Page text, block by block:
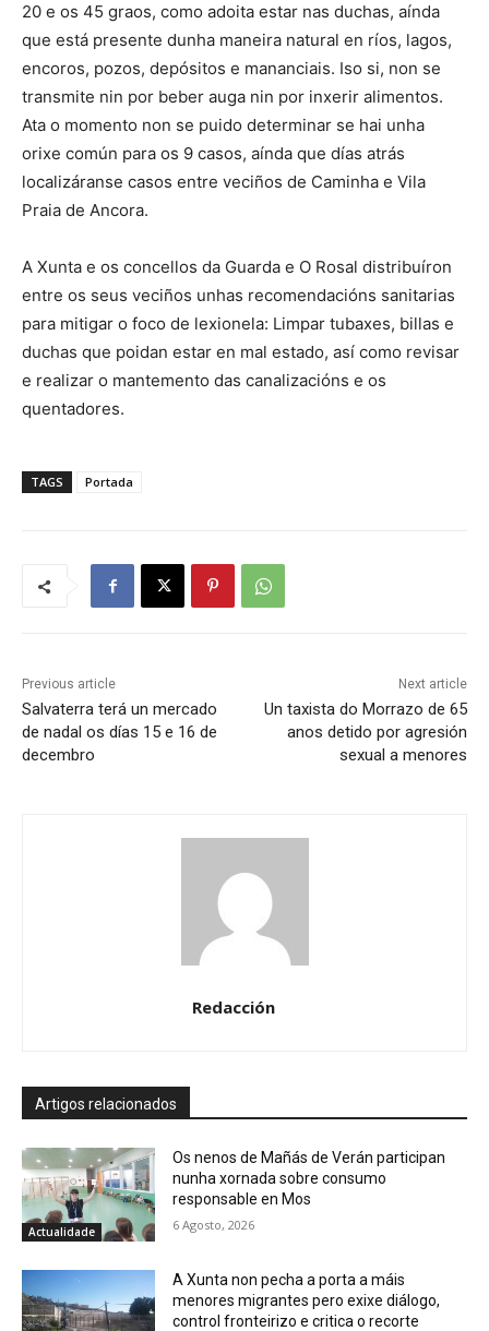
20 e os 45 graos, como adoita estar nas duchas, aínda
que está presente dunha maneira natural en ríos, lagos,
encoros, pozos, depósitos e mananciais. Iso si, non se
transmite nin por beber auga nin por inxerir alimentos.
Ata o momento non se puido determinar se hai unha
orixe común para os 9 casos, aínda que días atrás
localizáranse casos entre veciños de Caminha e Vila
Praia de Ancora.
A Xunta e os concellos da Guarda e O Rosal distribuíron
entre os seus veciños unhas recomendacións sanitarias
para mitigar o foco de lexionela: Limpar tubaxes, billas e
duchas que poidan estar en mal estado, así como revisar
e realizar o mantemento das canalizacións e os
quentadores.
TAGS Portada
Previous article
Salvaterra terá un mercado
de nadal os días 15 e 16 de
decembro
Next article
Un taxista do Morrazo de 65
anos detido por agresión
sexual a menores
Redacción
Artigos relacionados
Actualidade
Os nenos de Mañás de Verán participan
nunha xornada sobre consumo
responsable en Mos
6 Agosto, 2026
A Xunta non pecha a porta a máis
menores migrantes pero exixe diálogo,
control fronteirizo e critica o recorte